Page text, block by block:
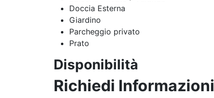
Doccia Esterna
Giardino
Parcheggio privato
Prato
Disponibilità
Richiedi Informazioni